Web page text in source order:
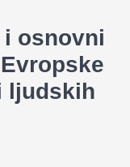
osnovni
ljudskih